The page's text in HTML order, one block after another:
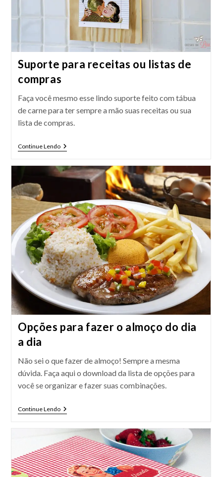
Suporte para receitas ou listas de
compras
Faça você mesmo esse lindo suporte feito com tábua
de carne para ter sempre a mão suas receitas ou sua
lista de compras.
Continue LendoSuporte
Para
Ou
Listas
Opções para fazer o almoço do dia
a dia
Não sei o que fazer de almoço! Sempre a mesma
dúvida. Faça aqui o download da lista de opções para
você se organizar e fazer suas combinações.
Continue LendoOpções
Para
Almoço
Do
Dia
A
Dia